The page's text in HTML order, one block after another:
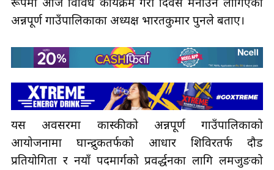
रूपमा आज विविध कार्यक्रम गरी दिवस मनाउन लागिएको
अन्नपूर्ण गाउँपालिकाका अध्यक्ष भारतकुमार पुनले बताए।
यस अवसरमा कास्कीको अन्नपूर्ण गाउँपालिकाको
आयोजनामा घान्द्रुकतर्फको आधार शिविरतर्फ दौड
प्रतियोगिता र नयाँ पदमार्गको प्रवर्द्धनका लागि लमजुङको